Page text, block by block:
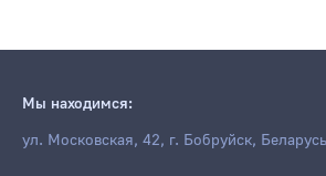
Мы находимся:
ул. Московская, 42, г. Бобруйск,